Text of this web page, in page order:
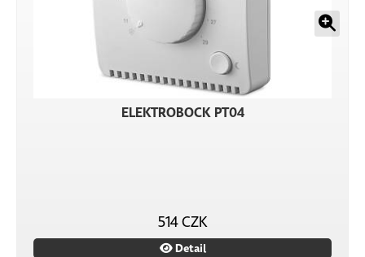
ELEKTROBOCK PT04
514 CZK
Detail